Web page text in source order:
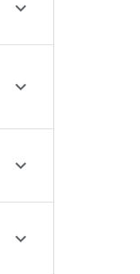



